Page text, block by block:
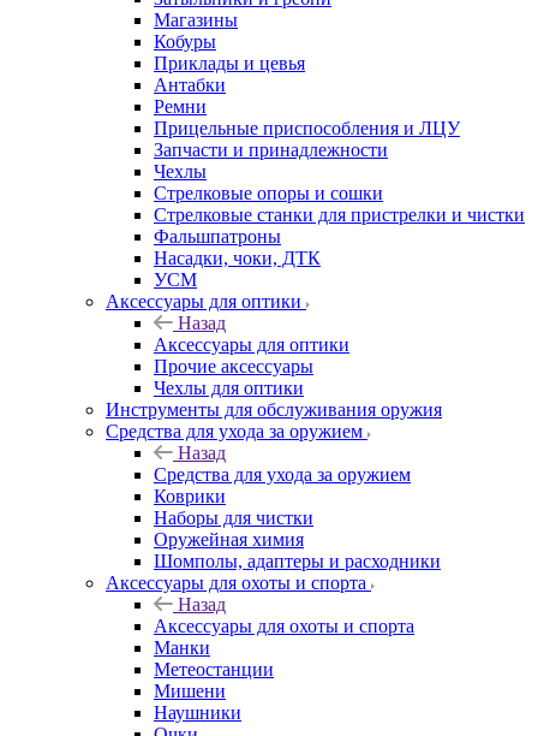
Магазины
Кобуры
Приклады и цевья
Антабки
Ремни
Прицельные приспособления и ЛЦУ
Запчасти и принадлежности
Чехлы
Стрелковые опоры и сошки
Стрелковые станки для пристрелки и чистки
Фальшпатроны
Насадки, чоки, ДТК
УСМ
Аксессуары для оптики
Назад
Аксессуары для оптики
Прочие аксессуары
Чехлы для оптики
Инструменты для обслуживания оружия
Средства для ухода за оружием
Назад
Средства для ухода за оружием
Коврики
Наборы для чистки
Оружейная химия
Шомполы, адаптеры и расходники
Аксессуары для охоты и спорта
Назад
Аксессуары для охоты и спорта
Манки
Метеостанции
Мишени
Наушники